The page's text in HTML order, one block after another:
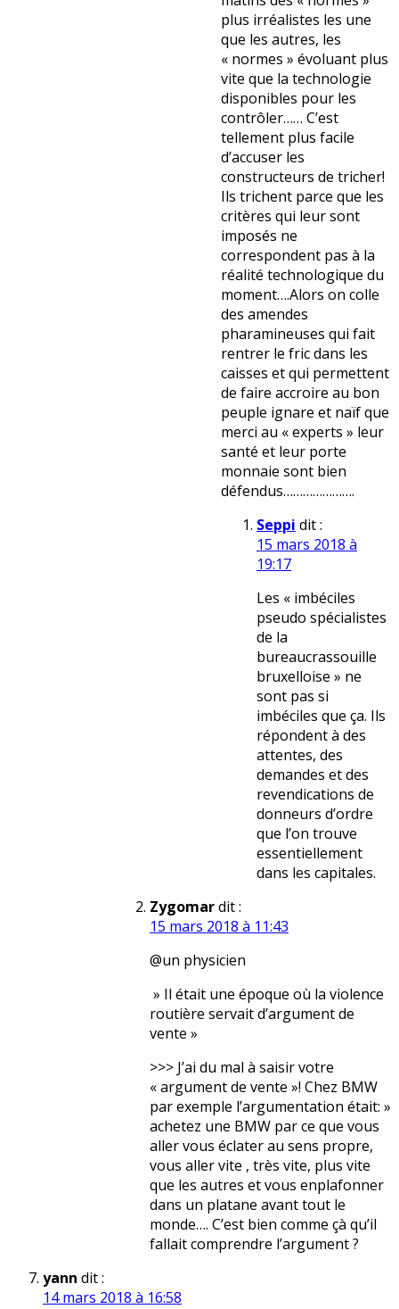
plus irréalistes les une
que les autres, les
« normes » évoluant plus
vite que la technologie
disponibles pour les
contrôler…… C’est
tellement plus facile
d’accuser les
constructeurs de tricher!
Ils trichent parce que les
critères qui leur sont
imposés ne
correspondent pas à la
réalité technologique du
moment….Alors on colle
des amendes
pharamineuses qui fait
rentrer le fric dans les
caisses et qui permettent
de faire accroire au bon
peuple ignare et naïf que
merci au « experts » leur
santé et leur porte
monnaie sont bien
défendus………………….
Seppi dit :
15 mars 2018 à
19:17
Les « imbéciles
pseudo spécialistes
de la
bureaucrassouille
bruxelloise » ne
sont pas si
imbéciles que ça. Ils
répondent à des
attentes, des
demandes et des
revendications de
donneurs d’ordre
que l’on trouve
essentiellement
dans les capitales.
Zygomardit :
15 mars 2018 à 11:43
@un physicien
» Il était une époque où la violence
routière servait d’argument de
vente »
>>> J’ai du mal à saisir votre
« argument de vente »! Chez BMW
par exemple l’argumentation était: »
achetez une BMW par ce que vous
aller vous éclater au sens propre,
vous aller vite , très vite, plus vite
que les autres et vous enplafonner
dans un platane avant tout le
monde…. C’est bien comme çà qu’il
fallait comprendre l’argument ?
yann dit :
14 mars 2018 à 16:58